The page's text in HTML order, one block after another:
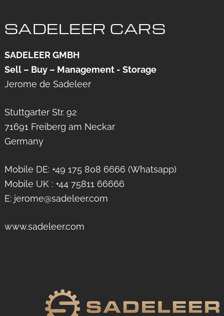
SADELEER CARS
SADELEER GMBH
Sell – Buy – Management - Storage
Jerome de Sadeleer
Stuttgarter Str. 92
71691 Freiberg am Neckar
Germany
Mobile DE: +49 175 808 6666 (Whatsapp)
Mobile UK : +44 75811 66666
E: jerome@sadeleer.com
www.sadeleer.com